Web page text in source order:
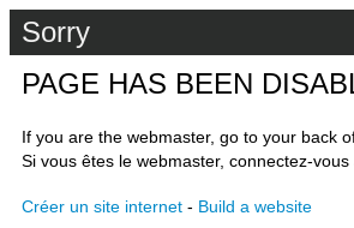
Sorry
PAGE HAS BEEN
If you are the webmaster, go to your back
Si vous êtes le webmaster, connectez-
Créer un site internet - Build a website